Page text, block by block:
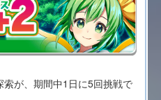
が、期間中1日に5回挑戦で